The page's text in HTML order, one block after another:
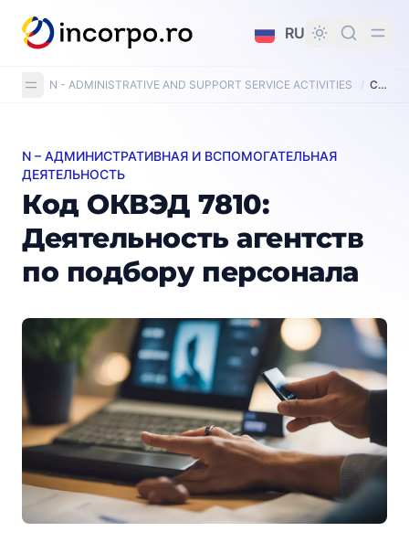
контенту
RU
N - ADMINISTRATIVE AND SUPPORT SERVICE ACTIVITIES / CAEN Code 7810: Activities of employment placement agencies
Код ОКВЭД 7810: Деятельность агентств по
N – АДМИНИСТРАТИВНАЯ И ВСПОМОГАТЕЛЬНАЯ
ДЕЯТЕЛЬНОСТЬ
Код ОКВЭД 7810:
Деятельность агентств
по подбору персонала